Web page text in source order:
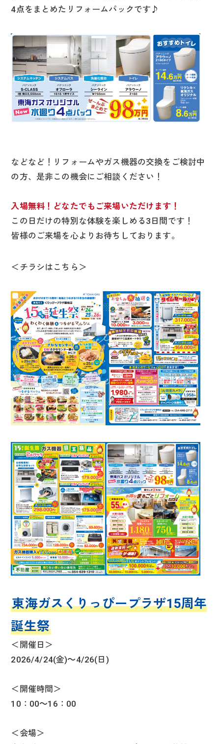
4点をまとめたリフォームパックです♪
などなど！リフォームやガス機器の交換をご検討中
の方、是非この機会にご相談ください！
入場無料！どなたでもご来場いただけます！
この日だけの特別な体験を楽しめる3日間です！
皆様のご来場を心よりお待ちしております。
＜チラシはこちら＞
東海ガスくりっぴープラザ15周年
誕生祭
＜開催日＞
2026/4/24(金)～4/26(日)
＜開催時間＞
10：00～16：00
＜会場＞